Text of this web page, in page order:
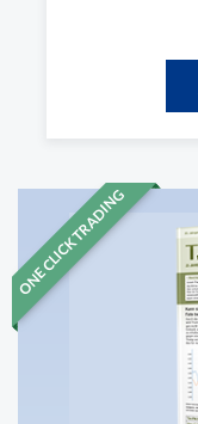
ONE CLICK TRADING